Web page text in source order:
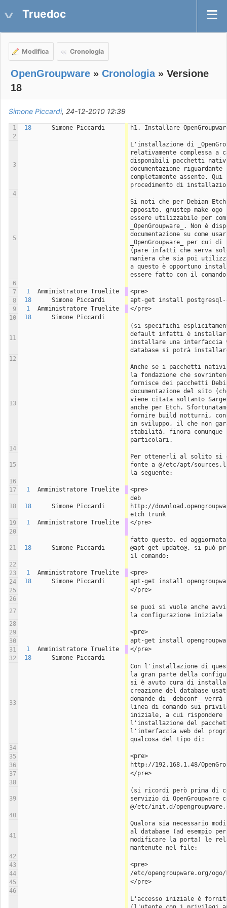
Truedoc
Modifica Cronologia
OpenGroupware » Cronologia» Versione
18
Simone Piccardi, 24-12-2010 12:39
1 18 Simone Piccardi
h1. Installare
2
3
L'installazione di
relativamente complessa a
disponibili pacchetti
documentazione
completamente assente.
procedimento di
4
5
Si noti che per Debian
apposito, gnustep-make-
essere utilizzabile per
_OpenGroupware_. Non è
documentazione su come
_OpenGroupware_ per
(pare infatti che serva solo
maniera che sia poi
a questo è opportuno
essere fatto con il
6
7
1 Amministratore Truelite
<pre>
8
18 Simone Piccardi
apt-get install postgresql-
9
1 Amministratore Truelite
</pre>
10
18 Simone Piccardi
11
(si specifichi
default infatti è
installare una interfaccia
database si potrà installare
12
13
Anche se i pacchetti nativi
la fondazione che
fornisce dei pacchetti
documentazione del sito
viene citata soltanto
anche per Etch.
fornire build notturni,
in sviluppo, il che non
stabilità, finora
particolari.
14
15
Per ottenerli al solito si
fonte a @/etc/apt/
la seguente:
16
17
1 Amministratore Truelite <pre>
18 18 Simone Piccardi
deb
http://
etch trunk
19
1 Amministratore Truelite
</pre>
20
21 18 Simone Piccardi
fatto questo, ed
@apt-get update@, si può
il comando:
22
23
1 Amministratore Truelite
<pre>
24
18 Simone Piccardi
apt-get install
25
</pre>
26
27
se puoi si vuole anche
la configurazione iniziale
28
29
<pre>
30
apt-get install
31
1 Amministratore Truelite
</pre>
32
18 Simone Piccardi
33
Con l'installazione di
la gran parte della
si è avuto cura di
creazione del database
domande di _debconf_
linea di comando sui
iniziale, a cui rispondere
l'installazione del
l'interfaccia web del
qualcosa del tipo di:
34
35
<pre>
36
http://192.168.1.48/
37
</pre>
38
39
(si ricordi però prima di
servizio di OpenGroupware
@/etc/init.d/
40
41
Qualora sia necessario
al database (ad esempio
modificare la porta) le
mantenute nel file:
42
43
<pre>
44
/etc/opengroupware.org/
45
</pre>
46
L'accesso iniziale è